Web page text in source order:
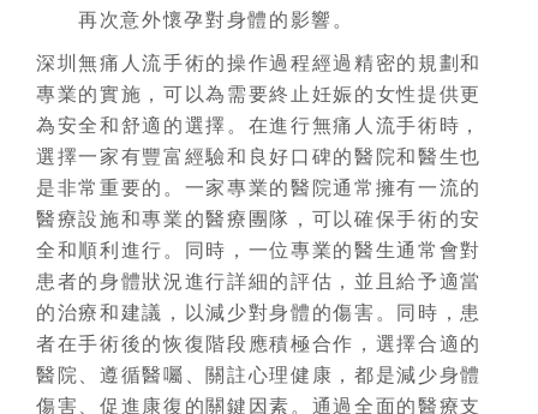
再次意外懷孕對身體的影響。
深圳無痛人流手術的操作過程經過精密的規劃和
專業的實施，可以為需要終止妊娠的女性提供更
為安全和舒適的選擇。在進行無痛人流手術時，
選擇一家有豐富經驗和良好口碑的醫院和醫生也
是非常重要的。一家專業的醫院通常擁有一流的
醫療設施和專業的醫療團隊，可以確保手術的安
全和順利進行。同時，一位專業的醫生通常會對
患者的身體狀況進行詳細的評估，並且給予適當
的治療和建議，以減少對身體的傷害。同時，患
者在手術後的恢復階段應積極合作，選擇合適的
醫院、遵循醫囑、關註心理健康，都是減少身體
傷害、促進康復的關鍵因素。通過全面的醫療支